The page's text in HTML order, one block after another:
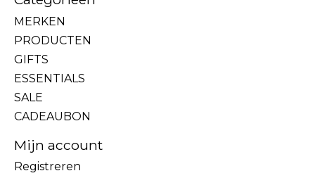
MERKEN
PRODUCTEN
GIFTS
ESSENTIALS
SALE
CADEAUBON
Mijn account
Registreren